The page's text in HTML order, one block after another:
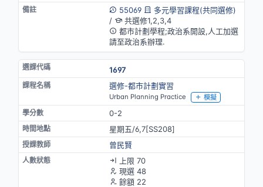
55069
多元學習課程(共同選修)
/
共選修1,2,3,4
都市計劃學程;政治系開設,人工加選
請至政治系辦理.
1697
選修-都市計劃實習
Urban Planning Practice 模擬
0-2
星期五/6,7[SS208]
曾民賢
上限 70
現選 48
餘額 22